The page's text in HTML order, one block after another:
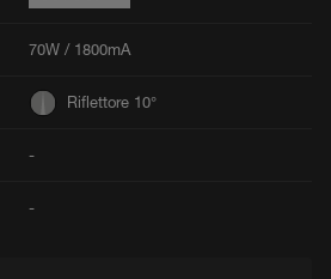
70W / 1800mA
Riflettore 10°
-
-